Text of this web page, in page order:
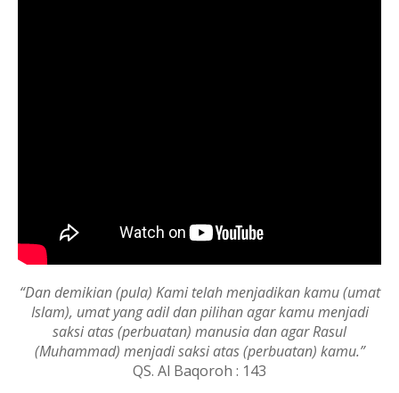
“Dan demikian (pula) Kami telah menjadikan kamu (umat
Islam), umat yang adil dan pilihan agar kamu menjadi
saksi atas (perbuatan) manusia dan agar Rasul
(Muhammad) menjadi saksi atas (perbuatan) kamu.”
QS. Al Baqoroh : 143